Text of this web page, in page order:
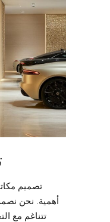
تصميم
أهمية. نحن
تتناغم مع